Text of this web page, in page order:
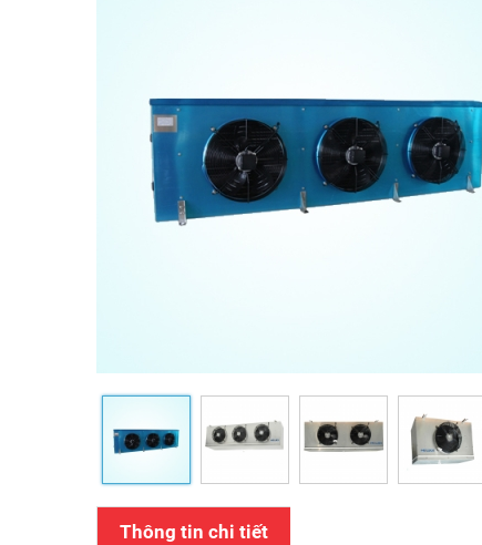
Thông tin chi tiết